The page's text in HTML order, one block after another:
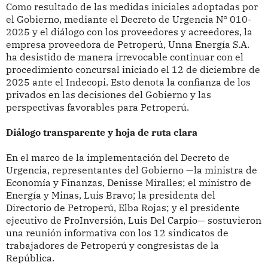
Como resultado de las medidas iniciales adoptadas por
el Gobierno, mediante el Decreto de Urgencia N° 010-
2025 y el diálogo con los proveedores y acreedores, la
empresa proveedora de Petroperú, Unna Energía S.A.
ha desistido de manera irrevocable continuar con el
procedimiento concursal iniciado el 12 de diciembre de
2025 ante el Indecopi. Esto denota la confianza de los
privados en las decisiones del Gobierno y las
perspectivas favorables para Petroperú.
Diálogo transparente y hoja de ruta clara
En el marco de la implementación del Decreto de
Urgencia, representantes del Gobierno —la ministra de
Economía y Finanzas, Denisse Miralles; el ministro de
Energía y Minas, Luis Bravo; la presidenta del
Directorio de Petroperú, Elba Rojas; y el presidente
ejecutivo de ProInversión, Luis Del Carpio— sostuvieron
una reunión informativa con los 12 sindicatos de
trabajadores de Petroperú y congresistas de la
República.